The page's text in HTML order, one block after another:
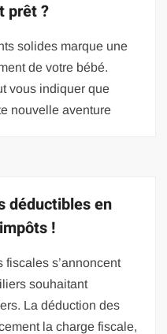
prêt ?
solides marque une
de votre bébé.
vous indiquer que
nouvelle aventure
déductibles en
!
s’annoncent
souhaitant
La déduction des
la charge fiscale,